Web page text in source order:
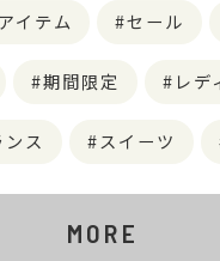
イテム セール
期間限定 レデ
ス スイーツ
MORE